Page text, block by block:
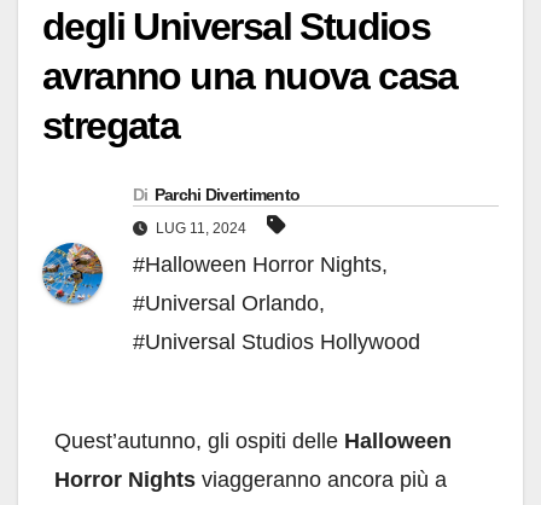
degli Universal Studios
avranno una nuova casa
stregata
Di Parchi Divertimento
LUG 11, 2024
#Halloween Horror Nights,
#Universal Orlando,
#Universal Studios Hollywood
Quest’autunno, gli ospiti delle Halloween
Horror Nights viaggeranno ancora più a